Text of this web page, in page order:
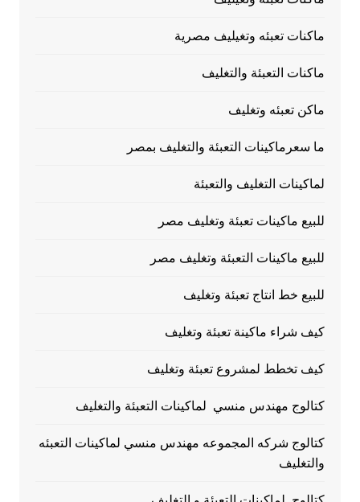
ماكنات تعبئه وتغيليف مصرية
ماكنات التعبئة والتغليف
ماكن تعبئه وتغليف
ما سعرماكينات التعبئة والتغليف بمصر
لماكينات التغليف والتعبئة
للبيع ماكينات تعبئة وتغليف مصر
للبيع ماكينات التعبئة وتغليف مصر
للبيع خط انتاج تعبئة وتغليف
كيف شراء ماكينة تعبئة وتغليف
كيف تخطط لمشروع تعبئة وتغليف
كتالوج مهندس منسي لماكينات التعبئة والتغليف
كتالوج شركه المجموعه مهندس منسي لماكينات التعبئه
والتغليف